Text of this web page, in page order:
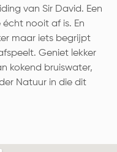
van Sir David. Een
nooit af is. En
maar iets begrijpt
Geniet lekker
kokend bruiswater,
Natuur in die dit